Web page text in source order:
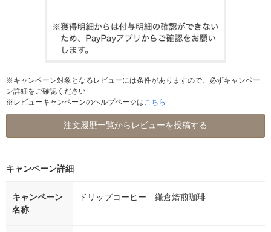
※キャンペーン対象となるレビューには条件がありますので、必ずキャンペー
ン詳細をご確認ください
※レビューキャンペーンのヘルプページはこちら
注文履歴一覧からレビューを投稿する
キャンペーン詳細
キャンペーン
名称
ドリップコーヒー 鎌倉焙煎珈琲